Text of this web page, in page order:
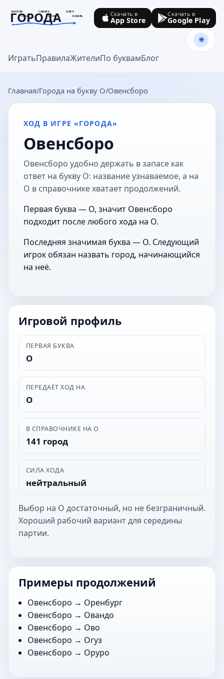
МОСКВА САМАРА
ОМСК
ТУЛА
СОЧИ КАЗАНЬ
ГОРОДА
goroda-na.ru
ИгратьПравилаЖителиПо буквамБлог
Скачать в
App Store
Скачать в
Google Play
Главная Города на букву О Овенсборо
ХОД В ИГРЕ «ГОРОДА»
Овенсборо
Овенсборо удобно держать в запасе как
ответ на букву О: название узнаваемое, а на
О в справочнике хватает продолжений.
Первая буква — О, значит Овенсборо
подходит после любого хода на О.
Последняя значимая буква — О. Следующий
игрок обязан назвать город, начинающийся
на неё.
Игровой профиль
ПЕРВАЯ БУКВА
О
ПЕРЕДАЁТ ХОД НА
О
В СПРАВОЧНИКЕ НА О
141 город
СИЛА ХОДА
нейтральный
Выбор на О достаточный, но не безграничный.
Хороший рабочий вариант для середины
партии.
Примеры продолжений
Овенсборо → Оренбург
Овенсборо → Овандо
Овенсборо → Ово
Овенсборо → Огуз
Овенсборо → Оруро